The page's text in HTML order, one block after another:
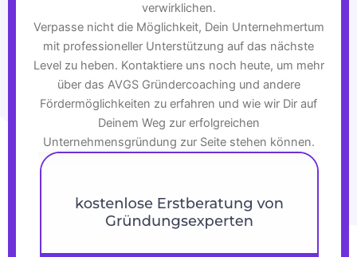
verwirklichen.
Verpasse nicht die Möglichkeit, Dein Unternehmertum
mit professioneller Unterstützung auf das nächste
Level zu heben. Kontaktiere uns noch heute, um mehr
über das AVGS Gründercoaching und andere
Fördermöglichkeiten zu erfahren und wie wir Dir auf
Deinem Weg zur erfolgreichen
Unternehmensgründung zur Seite stehen können.